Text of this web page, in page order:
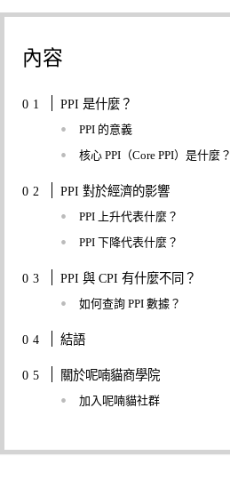
內容
PPI 是什麼？
PPI 的意義
核心 PPI（Core PPI）是什麼？
PPI 對於經濟的影響
PPI 上升代表什麼？
PPI 下降代表什麼？
PPI 與 CPI 有什麼不同？
如何查詢 PPI 數據？
結語
關於呢喃貓商學院
加入呢喃貓社群